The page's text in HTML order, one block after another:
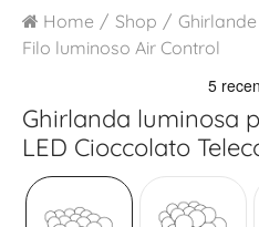
Home Shop
Filo luminoso Air Control
Ghirlanda luminosa
LED Cioccolato